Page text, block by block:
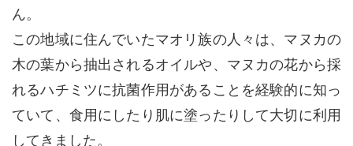
ん。
この地域に住んでいたマオリ族の人々は、マヌカの
木の葉から抽出されるオイルや、マヌカの花から採
れるハチミツに抗菌作用があることを経験的に知っ
ていて、食用にしたり肌に塗ったりして大切に利用
してきました。